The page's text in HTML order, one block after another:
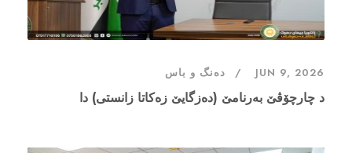
JUN 9, 2026 دەنگ و باس
د چارچۆڤێ بەرنامێ (دەزگایێ زەکاتا زانستی) دا